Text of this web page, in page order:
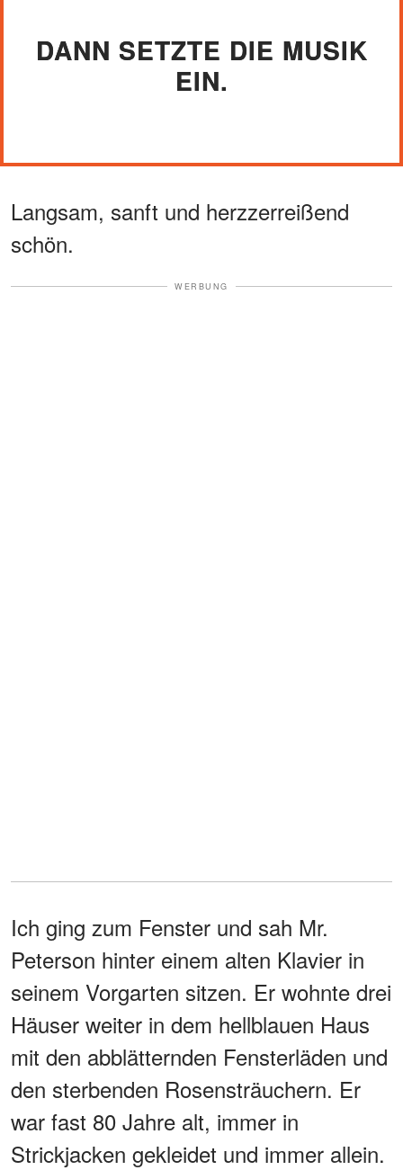
DANN SETZTE DIE MUSIK
EIN.
Langsam, sanft und herzzerreißend
schön.
WERBUNG
Ich ging zum Fenster und sah Mr.
Peterson hinter einem alten Klavier in
seinem Vorgarten sitzen. Er wohnte drei
Häuser weiter in dem hellblauen Haus
mit den abblätternden Fensterläden und
den sterbenden Rosensträuchern. Er
war fast 80 Jahre alt, immer in
Strickjacken gekleidet und immer allein.